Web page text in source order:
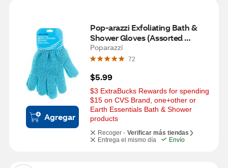
Agregar
Pop-arazzi Exfoliating Bath &
Shower Gloves (Assorted
Colors)
Poparazzi
72
$5.99
$3 ExtraBucks Rewards for spending
$15 on CVS Brand, one+other or
Earth Essentials Bath & Shower
products
Recoger - Verificar más tiendas
Entrega el mismo día
Envío